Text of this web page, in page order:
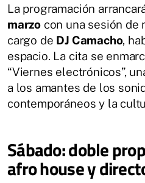
La programación
marzo con una sesión de
cargo de DJ Camacho,
espacio. La cita se
“Viernes electrónicos”,
a los amantes de los
contemporáneos y la
Sábado: doble
afro house y